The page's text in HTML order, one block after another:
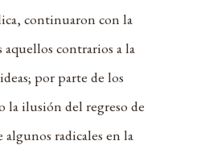
continuaron con la
contrarios a la
por parte de los
la ilusión del regreso de
algunos radicales en la